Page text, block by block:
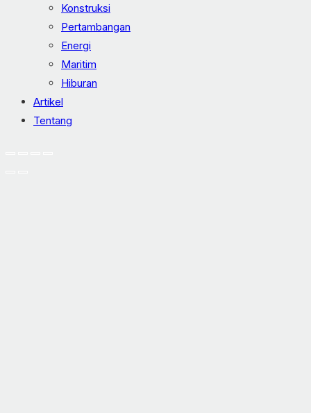
Konstruksi
Pertambangan
Energi
Maritim
Hiburan
Artikel
Tentang